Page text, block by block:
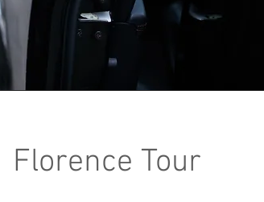
Florence Tour